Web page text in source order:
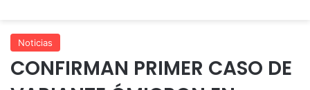
Noticias
CONFIRMAN PRIMER CASO DE